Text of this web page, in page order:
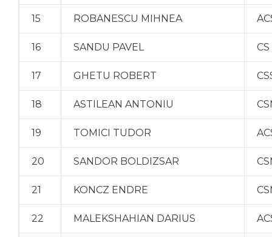
15 ROBANESCU MIHNEA
16 SANDU PAVEL
17 GHETU ROBERT
18 ASTILEAN ANTONIU
19 TOMICI TUDOR
20 SANDOR BOLDIZSAR
21 KONCZ ENDRE
22 MALEKSHAHIAN DARIUS